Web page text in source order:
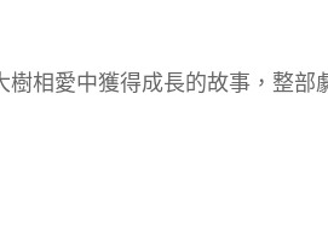
相愛中獲得成長的故事，整部